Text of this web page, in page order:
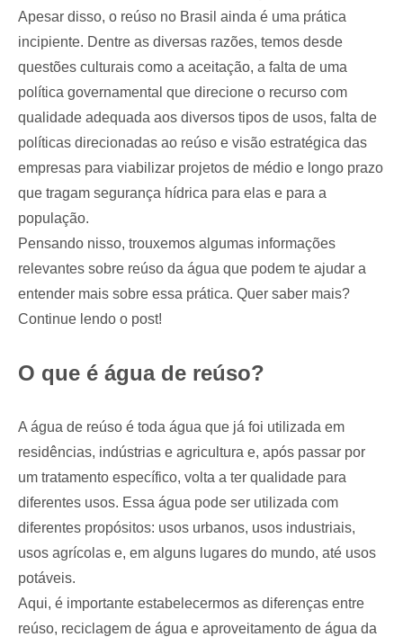
Apesar disso, o reúso no Brasil ainda é uma prática
incipiente. Dentre as diversas razões, temos desde
questões culturais como a aceitação, a falta de uma
política governamental que direcione o recurso com
qualidade adequada aos diversos tipos de usos, falta de
políticas direcionadas ao reúso e visão estratégica das
empresas para viabilizar projetos de médio e longo prazo
que tragam segurança hídrica para elas e para a
população.
Pensando nisso, trouxemos algumas informações
relevantes sobre reúso da água que podem te ajudar a
entender mais sobre essa prática. Quer saber mais?
Continue lendo o post!
O que é água de reúso?
A água de reúso é toda água que já foi utilizada em
residências, indústrias e agricultura e, após passar por
um tratamento específico, volta a ter qualidade para
diferentes usos. Essa água pode ser utilizada com
diferentes propósitos: usos urbanos, usos industriais,
usos agrícolas e, em alguns lugares do mundo, até usos
potáveis.
Aqui, é importante estabelecermos as diferenças entre
reúso, reciclagem de água e aproveitamento de água da